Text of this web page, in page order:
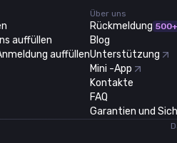
auffüllen
auffüllen
Über uns
Rückmeldung 500+
Blog
Unterstützung
Mini -App
Kontakte
FAQ
Garantien und